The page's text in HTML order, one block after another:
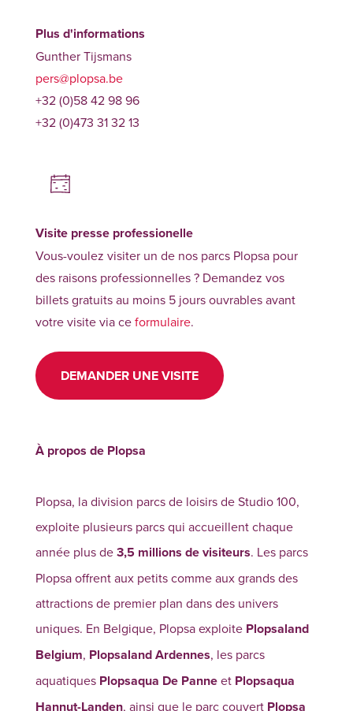
Plus d'informations
Gunther Tijsmans
pers@plopsa.be
+32 (0)58 42 98 96
+32 (0)473 31 32 13
Visite presse professionelle
Vous-voulez visiter un de nos parcs Plopsa pour
des raisons professionnelles ? Demandez vos
billets gratuits au moins 5 jours ouvrables avant
votre visite via ceformulaire.
DEMANDER UNE VISITE
À propos de Plopsa
Plopsa, la division parcs de loisirs de Studio 100,
exploite plusieurs parcs qui accueillent chaque
année plus de3,5 millions de visiteurs. Les parcs
Plopsa offrent aux petits comme aux grands des
attractions de premier plan dans des univers
uniques. En Belgique, Plopsa exploite Plopsaland
Belgium, Plopsaland Ardennes, les parcs
aquatiques Plopsaqua De Panneet Plopsaqua
Hannut-Landen, ainsi que le parc couvert Plopsa